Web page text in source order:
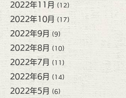
2022年11月 (12)
2022年10月 (17)
2022年9月 (9)
2022年8月 (10)
2022年7月 (11)
2022年6月 (14)
2022年5月 (6)